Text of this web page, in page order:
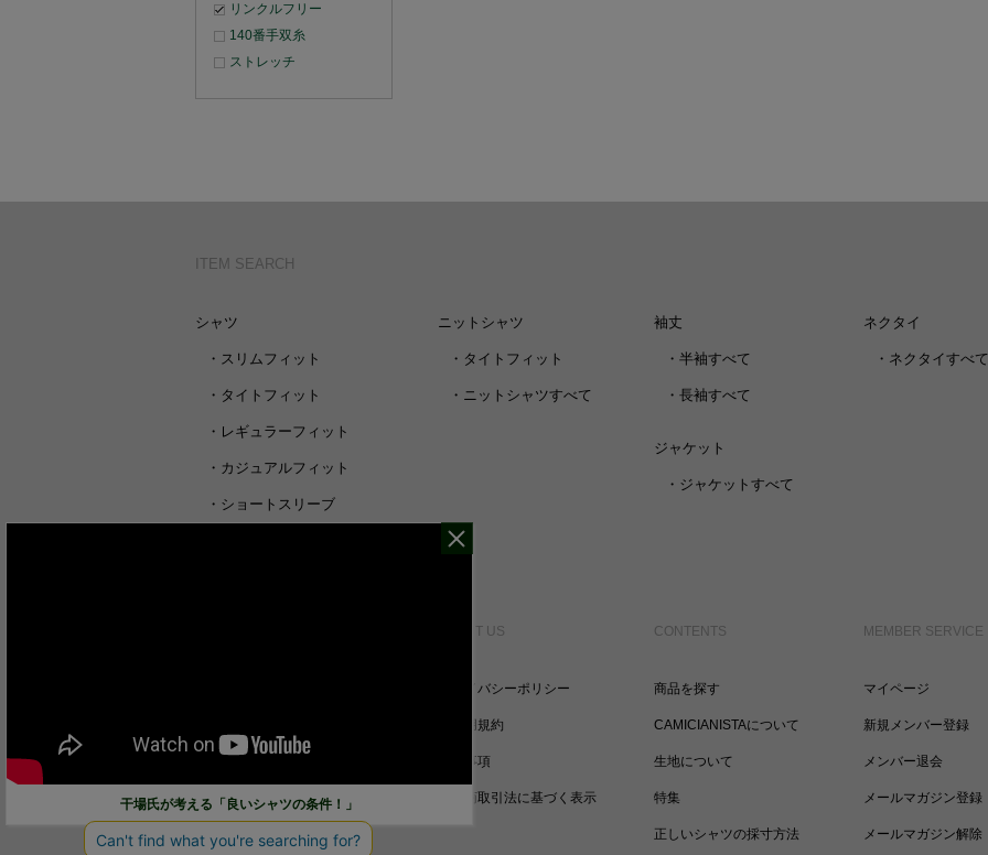
リンクルフリー
140番手双糸
ストレッチ
ITEM SEARCH
シャツ
・ スリムフィット
・ タイトフィット
・ レギュラーフィット
・ カジュアルフィット
・ ショートスリーブ
ニットシャツ
・ タイトフィット
・ ニットシャツすべて
袖丈
・ 半袖すべて
・ 長袖すべて
ジャケット
・ ジャケットすべて
ネクタイ
・ ネクタイすべて
ご利用ガイド
お問い合わせ
ABOUT US
プライバシーポリシー
ご利用規約
免責事項
特定商取引法に基づく表示
CONTENTS
商品を探す
CAMICIANISTAについて
生地について
特集
正しいシャツの採寸方法
MEMBER SERVICE
マイページ
新規メンバー登録
メンバー退会
メールマガジン登録
メールマガジン解除
干場氏が考える「良いシャツの条件！」